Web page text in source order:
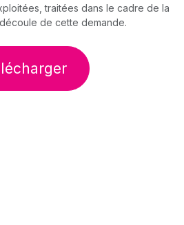
traitées dans le cadre de la
de cette demande.